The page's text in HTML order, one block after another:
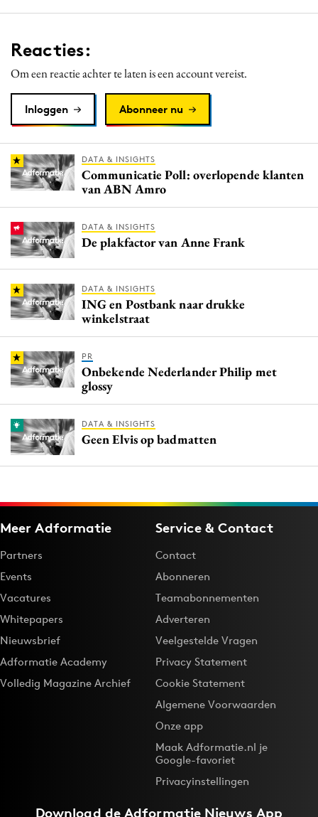
Reacties:
Om een reactie achter te laten is een account vereist.
Inloggen Abonneer nu
DATA & INSIGHTS
Communicatie Poll: overlopende klanten
van ABN Amro
DATA & INSIGHTS
De plakfactor van Anne Frank
DATA & INSIGHTS
ING en Postbank naar drukke
winkelstraat
PR
Onbekende Nederlander Philip met
glossy
DATA & INSIGHTS
Geen Elvis op badmatten
Meer Adformatie
Partners
Events
Vacatures
Whitepapers
Nieuwsbrief
Adformatie Academy
Volledig Magazine Archief
Service & Contact
Contact
Abonneren
Teamabonnementen
Adverteren
Veelgestelde Vragen
Privacy Statement
Cookie Statement
Algemene Voorwaarden
Onze app
Maak Adformatie.nl je
Google-favoriet
Privacyinstellingen
Download deAdformatie Nieuws App